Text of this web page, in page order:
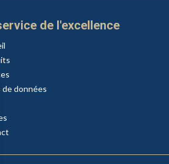
de l'excellence
de données